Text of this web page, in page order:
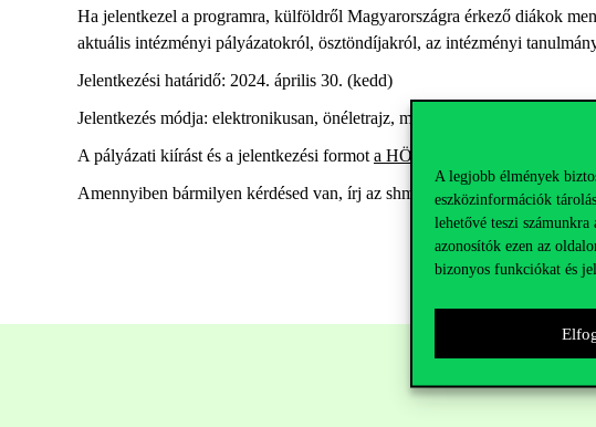
A legjobb élmények
eszközinformációk
lehetővé teszi
azonosítók ezen az
bizonyos funkciókat és
Ha jelentkezel a programra, külföldről Magyarországra érkező diákok
aktuális intézményi pályázatokról, ösztöndíjakról, az intézményi
Jelentkezési határidő: 2024. április 30. (kedd)
Jelentkezés módja: elektronikusan, önéletrajz, motivációs levél és
A pályázati kiírást és a jelentkezési formot a HÖOK oldalán
Amennyiben bármilyen kérdésed van, írj az shmh@hook.hu e-mail